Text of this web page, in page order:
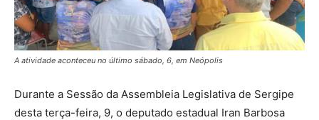
A atividade aconteceu no último sábado, 6, em Neópolis
Durante a Sessão da Assembleia Legislativa de Sergipe
desta terça-feira, 9, o deputado estadual Iran Barbosa